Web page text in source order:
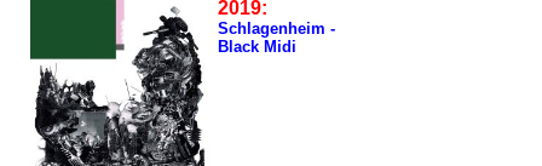
2019:
Schlagenheim -
Black Midi